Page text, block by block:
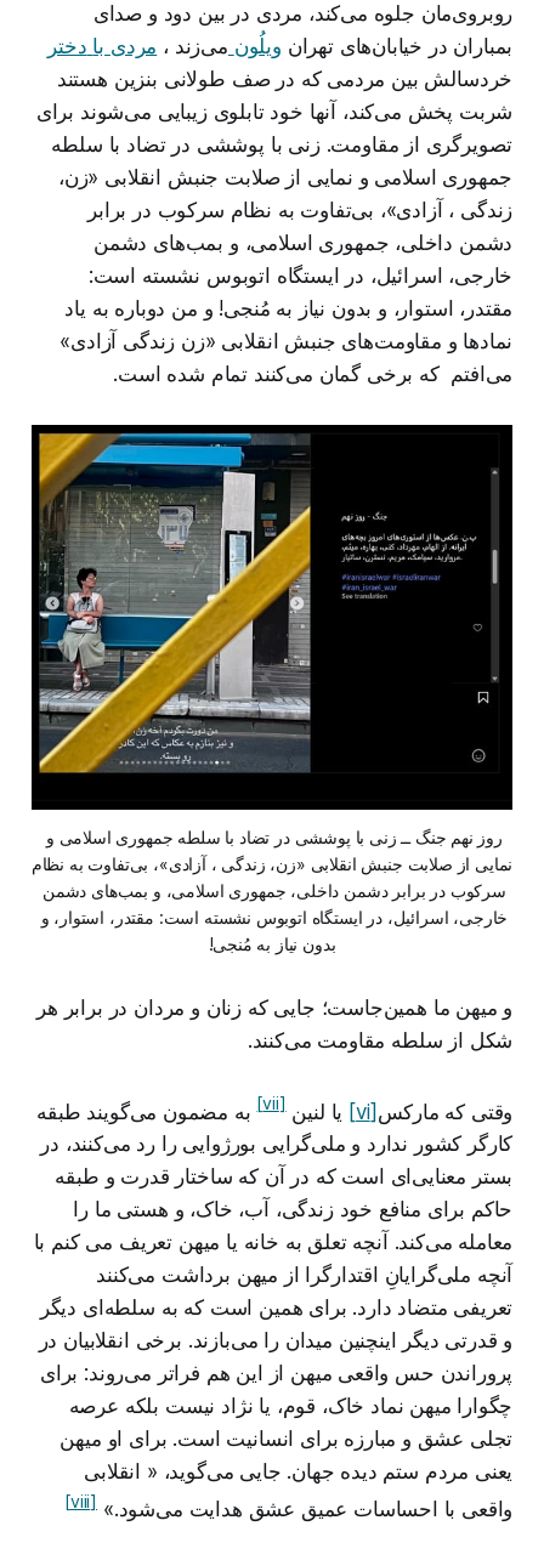
روبروی‌مان جلوه می‌کند، مردی در بین دود و صدای
بمباران در خیابان‌های تهران ویلون می‌زند ، مردی با دختر
خردسالش بین مردمی که در صف طولانی بنزین هستند
شربت پخش می‌کند، آنها خود تابلوی زیبایی می‌شوند برای
تصویرگری از مقاومت. زنی با پوششی در تضاد با سلطه
جمهوری اسلامی و نمایی از صلابت جنبش انقلابی «زن،
زندگی ، آزادی»، بی‌تفاوت به نظام سرکوب در برابر
دشمن داخلی، جمهوری اسلامی، و بمب‌های دشمن
خارجی، اسرائیل، در ایستگاه اتوبوس نشسته است:
مقتدر، استوار، و بدون نیاز به مُنجی! و من دوباره به یاد
نمادها و مقاومت‌های جنبش انقلابی «زن زندگی آزادی»
می‌افتم که برخی گمان می‌کنند تمام شده است.
بدون نیاز به مُنجی!
و میهن ما همین‌جاست؛ جایی که زنان و مردان در برابر هر
شکل از سلطه مقاومت می‌کنند.
وقتی که مارکس [vi] یا لنین[vii]
به مضمون می‌گویند طبقه
کارگر کشور ندارد و ملی‌گرایی بورژوایی را رد می‌کنند، در
بستر معنایی‌ای است که در آن که ساختار قدرت و طبقه
حاکم برای منافع خود زندگی، آب، خاک، و هستی ما را
معامله می‌کند. آنچه تعلق به خانه یا میهن تعریف می کنم با
آنچه ملی‌گرایانِ اقتدارگرا از میهن برداشت می‌کنند
تعریفی متضاد دارد. برای همین است که به سلطه‌ای دیگر
و قدرتی دیگر اینچنین میدان را می‌بازند. برخی انقلابیان در
پروراندن حس واقعی میهن از این هم فراتر می‌روند: برای
چگوارا میهن نماد خاک، قوم، یا نژاد نیست بلکه عرصه
تجلی عشق و مبارزه برای انسانیت است. برای او میهن
یعنی مردم ستم دیده جهان. جایی می‌گوید، « انقلابی
واقعی با احساسات عمیق عشق هدایت می‌شود.» [viii]